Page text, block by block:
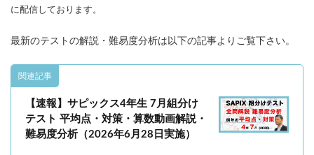
に配信しております。
最新のテストの解説・難易度分析は以下の記事よりご覧下さい。
関連記事
【速報】サピックス4年生 7月組分け
テスト 平均点・対策・算数動画解説・
難易度分析（2026年6月28日実施）
各No(ナンバー)についての話
SAPIXマンスリー確認/復習テスト SAPIX組分けテスト
サピックスオープン 土曜特訓
早稲アカデミーカリキュラムテスト
四谷大塚公開組分けテスト 四谷大塚合不合判定テスト
四谷大塚志望校判定テスト 新学年(1月〜2月)